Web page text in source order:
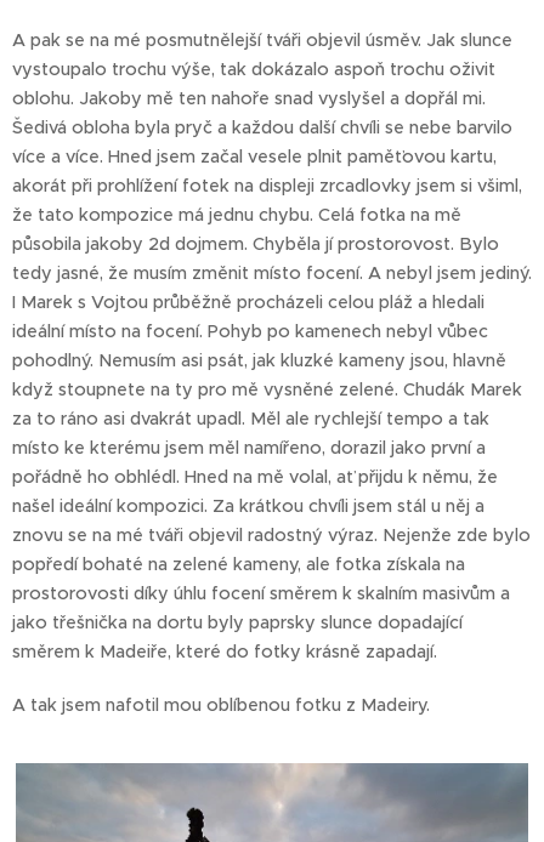
A pak se na mé posmutnělejší tváři objevil úsměv. Jak slunce
vystoupalo trochu výše, tak dokázalo aspoň trochu oživit
oblohu. Jakoby mě ten nahoře snad vyslyšel a dopřál mi.
Šedivá obloha byla pryč a každou další chvíli se nebe barvilo
více a více. Hned jsem začal vesele plnit paměťovou kartu,
akorát při prohlížení fotek na displeji zrcadlovky jsem si všiml,
že tato kompozice má jednu chybu. Celá fotka na mě
působila jakoby 2d dojmem. Chyběla jí prostorovost. Bylo
tedy jasné, že musím změnit místo focení. A nebyl jsem jediný.
I Marek s Vojtou průběžně procházeli celou pláž a hledali
ideální místo na focení. Pohyb po kamenech nebyl vůbec
pohodlný. Nemusím asi psát, jak kluzké kameny jsou, hlavně
když stoupnete na ty pro mě vysněné zelené. Chudák Marek
za to ráno asi dvakrát upadl. Měl ale rychlejší tempo a tak
místo ke kterému jsem měl namířeno, dorazil jako první a
pořádně ho obhlédl. Hned na mě volal, ať přijdu k němu, že
našel ideální kompozici. Za krátkou chvíli jsem stál u něj a
znovu se na mé tváři objevil radostný výraz. Nejenže zde bylo
popředí bohaté na zelené kameny, ale fotka získala na
prostorovosti díky úhlu focení směrem k skalním masivům a
jako třešnička na dortu byly paprsky slunce dopadající
směrem k Madeiře, které do fotky krásně zapadají.
A tak jsem nafotil mou oblíbenou fotku z Madeiry.